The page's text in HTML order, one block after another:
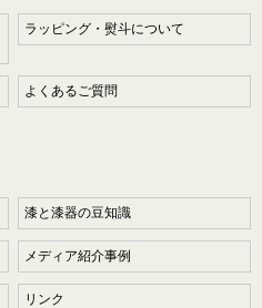
ラッピング・熨斗について
よくあるご質問
漆と漆器の豆知識
メディア紹介事例
リンク